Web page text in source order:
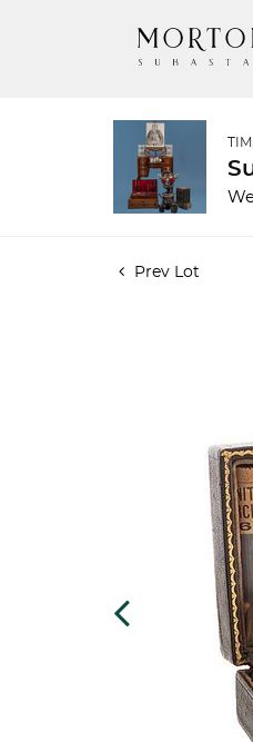
Prev Lot